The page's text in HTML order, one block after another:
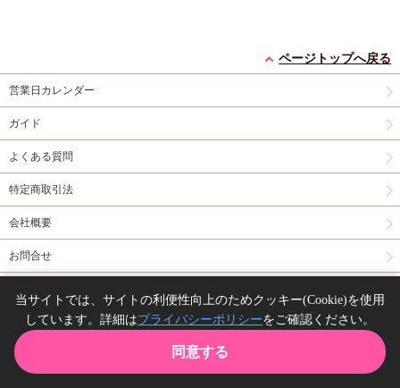
ページトップへ戻る
営業日カレンダー
ガイド
よくある質問
特定商取引法
会社概要
お問合せ
Copyright(C) comicomi studio. All right reserved.
当サイトでは、サイトの利便性向上のためクッキー(Cookie)を使用
しています。詳細はプライバシーポリシーをご確認ください。
同意する